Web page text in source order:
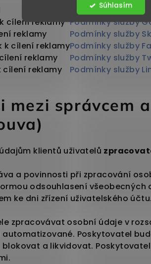
Súhlasím
cílení reklamy Podmínky služby
reklamy
Podmínky služby
k cílení reklamyPodmínky služby
reklamy
Podmínky služby
cílení reklamy Podmínky služby
mezi správcem
klientů uživatelů
a povinnosti při zpracování
odsouhlasení
ke dni zřízení uživatelského účtu.
zpracovávat osobní údaje v
Poskytovatel
a likvidovat.